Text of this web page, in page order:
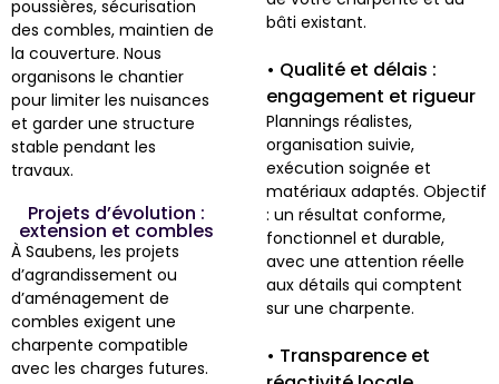
poussières, sécurisation
des combles, maintien de
la couverture. Nous
organisons le chantier
pour limiter les nuisances
et garder une structure
stable pendant les
travaux.
Projets d’évolution :
extension et combles
À Saubens, les projets
d’agrandissement ou
d’aménagement de
combles exigent une
charpente compatible
avec les charges futures.
bâti existant.
• Qualité et délais :
engagement et rigueur
Plannings réalistes,
organisation suivie,
exécution soignée et
matériaux adaptés. Objectif
: un résultat conforme,
fonctionnel et durable,
avec une attention réelle
aux détails qui comptent
sur une charpente.
• Transparence et